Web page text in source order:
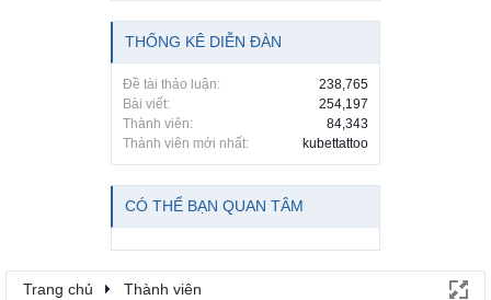
THỐNG KÊ DIỄN ĐÀN
Đề tài thảo luận:
238,765
Bài viết:
254,197
Thành viên:
84,343
Thành viên mới nhất:
kubettattoo
CÓ THỂ BẠN QUAN TÂM
Trang chủ Thành viên